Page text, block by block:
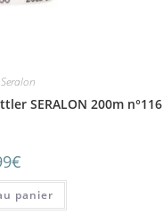
SERALON 200m n°116
€
panier